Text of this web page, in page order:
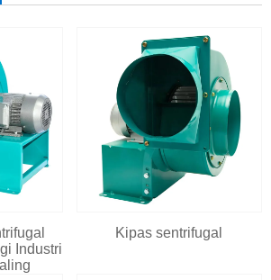
Industri
Kipas sentrifugal